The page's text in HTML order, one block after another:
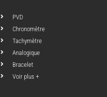
PVD
Chronomètre
Tachymètre
Analogique
Bracelet
Voir plus +